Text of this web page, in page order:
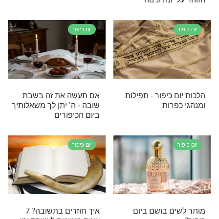
הפרטים המלאים כאן
קצר ליום
יום כיפור
דבר תורה קצר לפרשת וילך
ולקראת כיפור, מאת הרב
מנדל